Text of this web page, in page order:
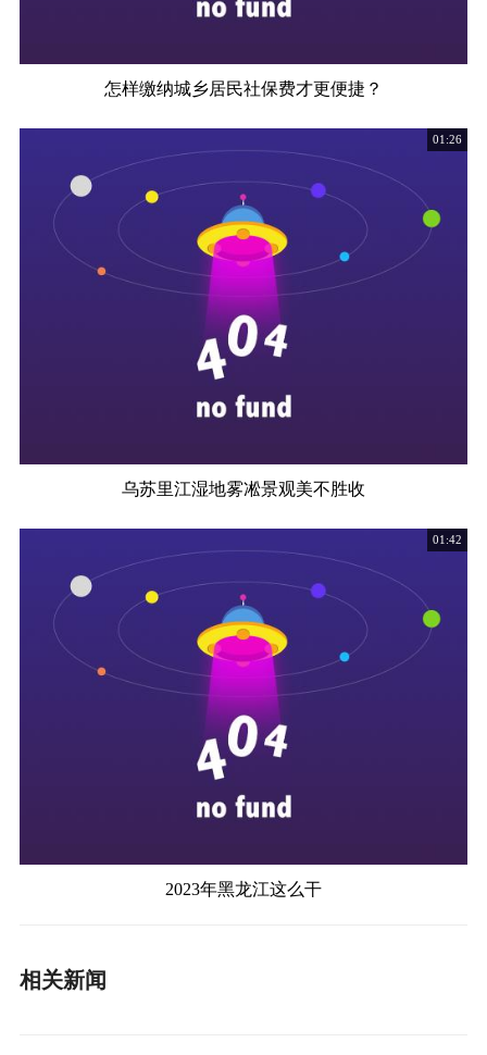
怎样缴纳城乡居民社保费才更便捷？
乌苏里江湿地雾凇景观美不胜收
01:26
2023年黑龙江这么干
01:42
相关新闻